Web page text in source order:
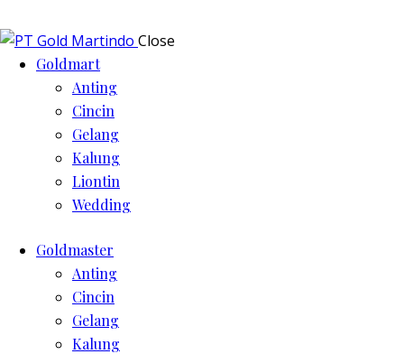
Close
Goldmart
Anting
Cincin
Gelang
Kalung
Liontin
Wedding
Goldmaster
Anting
Cincin
Gelang
Kalung